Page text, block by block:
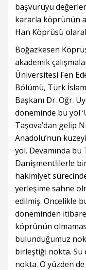
başvuruyu
kararla köprünün
Han Köprüsü
Boğazkesen
akademik
Üniversitesi Fen
Bölümü, Türk
Başkanı Dr. Öğr.
döneminde bu yol
Taşova’dan gelip
Anadolu’nun
yol. Devamında
Danişmentlilerle
hakimiyet
yerleşime sahne
edilmiş. Öncelikle
döneminden
köprünün
bulunduğumuz
birleştiği nokta. Su
nokta. O yüzden